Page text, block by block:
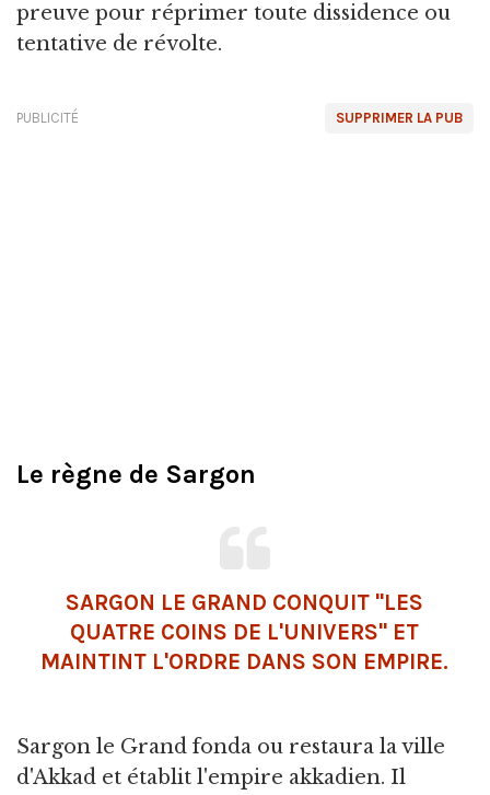
preuve pour réprimer toute dissidence ou
tentative de révolte.
SUPPRIMER LA PUB
PUBLICITÉ
Le règne de Sargon
SARGON LE GRAND CONQUIT "LES
QUATRE COINS DE L'UNIVERS" ET
MAINTINT L'ORDRE DANS SON EMPIRE.
Sargon le Grand fonda ou restaura la ville
d'Akkad et établit l'empire akkadien. Il